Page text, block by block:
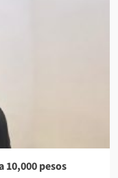
10,000 pesos